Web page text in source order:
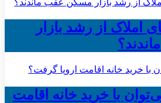
املاک از رشد بازار
با خرید خانه اقامت